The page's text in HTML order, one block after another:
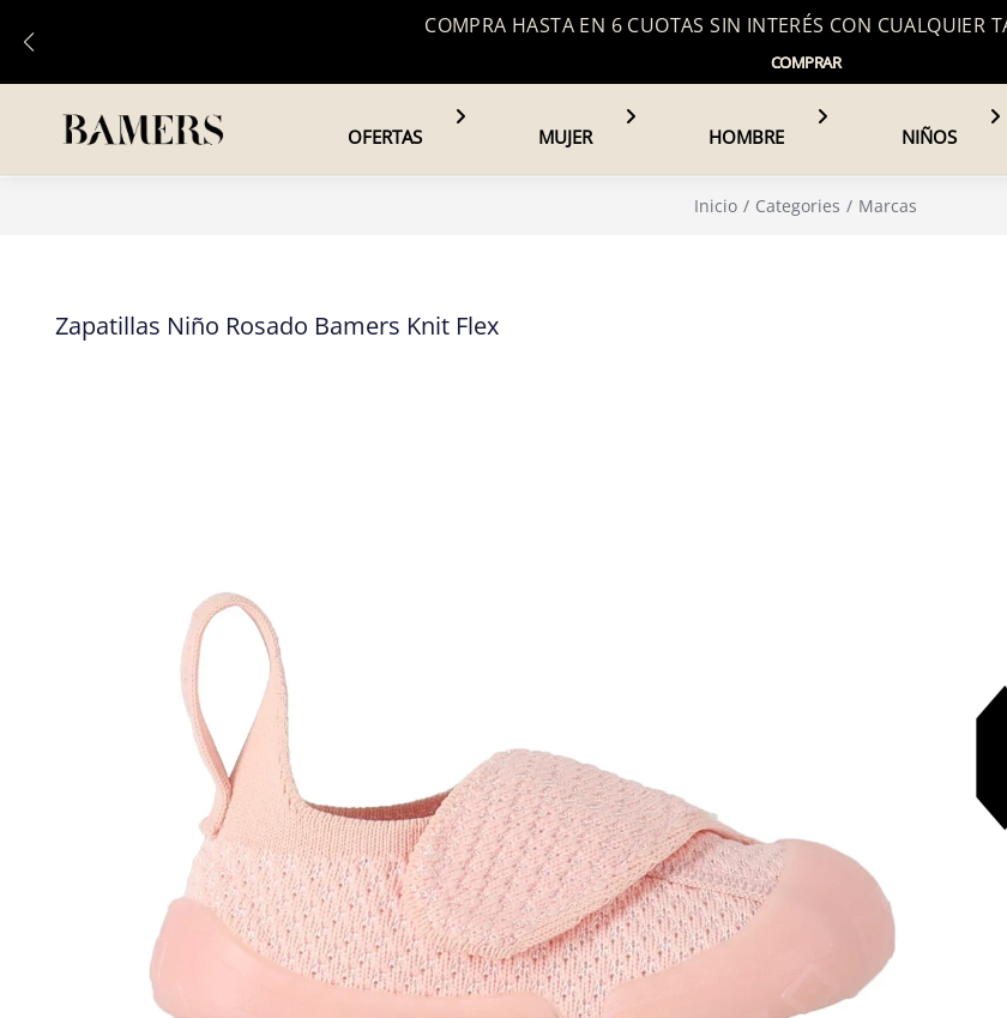
COMPRA HASTA EN 6 CUOTAS SIN INTERÉS CON CUALQUIER
COMPRAR
OFERTAS MUJER HOMBRE NIÑOS
Inicio Categories Marcas
Zapatillas Niño Rosado Bamers Knit Flex